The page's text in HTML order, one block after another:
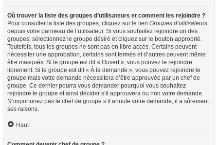
Où trouver la liste des groupes d’utilisateurs et comment les rejoindre ?
Pour consulter la liste des groupes, cliquez sur le lien Groupes d’utilisateurs
depuis votre panneau de l’utilisateur. Si vous souhaitez rejoindre un des
groupes, sélectionnez le groupe désiré et cliquez sur le bouton approprié.
Toutefois, tous les groupes ne sont pas en libre accès. Certains peuvent
nécessiter une approbation, certains sont fermés et d’autres peuvent même
être masqués. Si le groupe est dit « Ouvert », vous pouvez le rejoindre
librement. Si le groupe est dit « À la demande », vous pouvez rejoindre le
groupe mais votre demande nécessitera d’être approuvée par un chef de
groupe. Ce dernier pourra vous demander pourquoi vous souhaitez
rejoindre le groupe et ainsi décider s’il approuvera ou non votre demande.
N’importunez pas le chef de groupe s’il annule votre demande, il a sûrement
ses raisons.
Haut